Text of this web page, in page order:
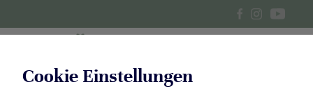
Cookie Einstellungen